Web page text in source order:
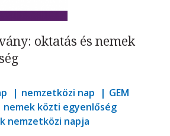
oktatás és nemek
nemzetközi nap
GEM
nemek közti egyenlőség
nemzetközi napja